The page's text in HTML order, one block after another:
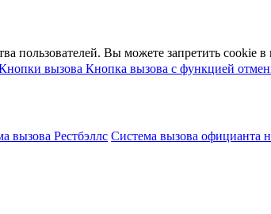
пользователей. Вы можете запретить cookie в
вызова Кнопка вызова с функцией
вызова Рестбэллс Система вызова официанта